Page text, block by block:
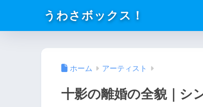
うわさボックス！
ホーム アーティスト
十影の離婚の全貌｜シ